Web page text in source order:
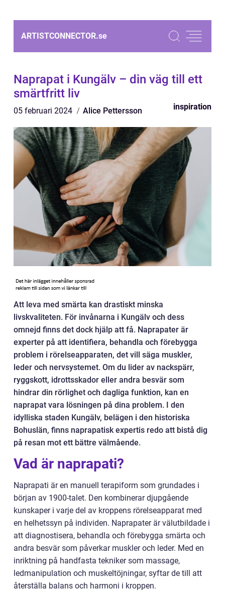
ARTISTCONNECTOR.se
Naprapat i Kungälv – din väg till ett
smärtfritt liv
05 februari 2024 Alice Pettersson inspiration
Att leva med smärta kan drastiskt minska
livskvaliteten. För invånarna i Kungälv och dess
omnejd finns det dock hjälp att få. Naprapater är
experter på att identifiera, behandla och förebygga
problem i rörelseapparaten, det vill säga muskler,
leder och nervsystemet. Om du lider av nackspärr,
ryggskott, idrottsskador eller andra besvär som
hindrar din rörlighet och dagliga funktion, kan en
naprapat vara lösningen på dina problem. I den
idylliska staden Kungälv, belägen i den historiska
Bohuslän, finns naprapatisk expertis redo att bistå dig
på resan mot ett bättre välmående.
Vad är naprapati?
Naprapati är en manuell terapiform som grundades i
början av 1900-talet. Den kombinerar djupgående
kunskaper i varje del av kroppens rörelseapparat med
en helhetssyn på individen. Naprapater är välutbildade i
att diagnostisera, behandla och förebygga smärta och
andra besvär som påverkar muskler och leder. Med en
inriktning på handfasta tekniker som massage,
ledmanipulation och muskeltöjningar, syftar de till att
återställa balans och harmoni i kroppen.